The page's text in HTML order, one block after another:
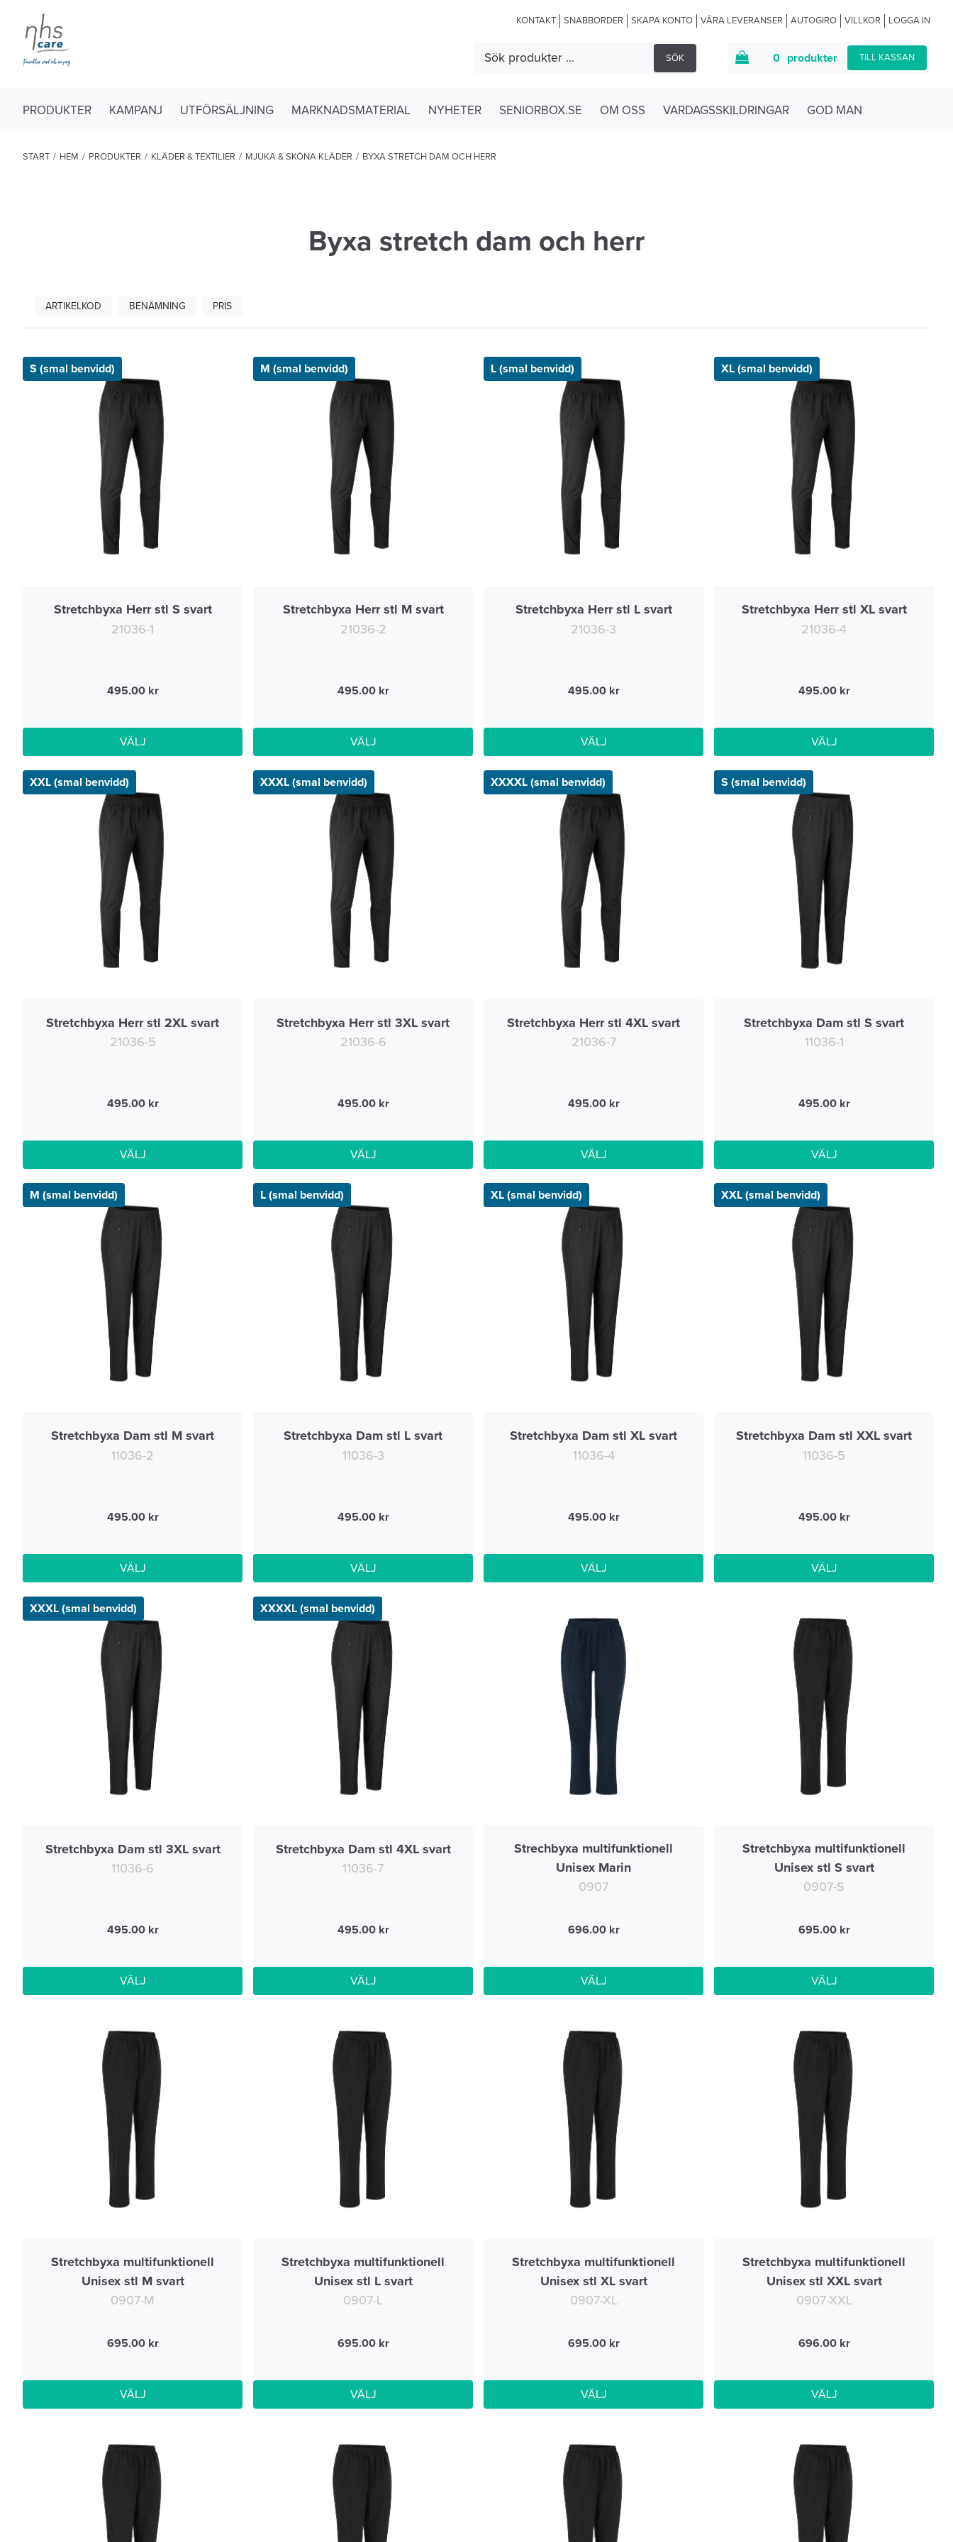
KONTAKT SNABBORDER SKAPA KONTO VÅRA LEVERANSER AUTOGIRO VILLKOR LOGGA IN
SÖK 0 produkter TILL KASSAN
PRODUKTER KAMPANJ UTFÖRSÄLJNING MARKNADSMATERIAL NYHETER SENIORBOX.SE OM OSS VARDAGSSKILDRINGAR GOD MAN
START / HEM / PRODUKTER / KLÄDER & TEXTILIER / MJUKA & SKÖNA KLÄDER / BYXA STRETCH DAM OCH HERR
Byxa stretch dam och herr
ARTIKELKOD BENÄMNING PRIS
S (smal benvidd)
Stretchbyxa Herr stl S svart
21036-1
495.00
VÄLJ
M (smal benvidd)
Stretchbyxa Herr stl M svart
21036-2
495.00
VÄLJ
L (smal benvidd)
Stretchbyxa Herr stl L svart
21036-3
495.00
VÄLJ
XL (smal benvidd)
Stretchbyxa Herr stl XL svart
21036-4
495.00
VÄLJ
XXL (smal benvidd)
Stretchbyxa Herr stl 2XL svart
21036-5
495.00
VÄLJ
XXXL (smal benvidd)
Stretchbyxa Herr stl 3XL svart
21036-6
495.00
VÄLJ
XXXXL (smal benvidd)
Stretchbyxa Herr stl 4XL svart
21036-7
495.00
VÄLJ
S (smal benvidd)
Stretchbyxa Dam stl S svart
11036-1
495.00
VÄLJ
M (smal benvidd)
Stretchbyxa Dam stl M svart
11036-2
495.00
VÄLJ
L (smal benvidd)
Stretchbyxa Dam stl L svart
11036-3
495.00
VÄLJ
XL (smal benvidd)
Stretchbyxa Dam stl XL svart
11036-4
495.00
VÄLJ
XXL (smal benvidd)
Stretchbyxa Dam stl XXL svart
11036-5
495.00
VÄLJ
XXXL (smal benvidd)
Stretchbyxa Dam stl 3XL svart
11036-6
495.00
VÄLJ
XXXXL (smal benvidd)
Stretchbyxa Dam stl 4XL svart
11036-7
495.00
VÄLJ
Strechbyxa multifunktionell
Unisex Marin
0907
696.00
VÄLJ
Stretchbyxa multifunktionell
Unisex stl S svart
0907-S
695.00
VÄLJ
Stretchbyxa multifunktionell
Unisex stl M svart
0907-M
695.00
VÄLJ
Stretchbyxa multifunktionell
Unisex stl L svart
0907-L
695.00
VÄLJ
Stretchbyxa multifunktionell
Unisex stl XL svart
0907-XL
695.00
VÄLJ
Stretchbyxa multifunktionell
Unisex stl XXL svart
0907-XXL
696.00
VÄLJ